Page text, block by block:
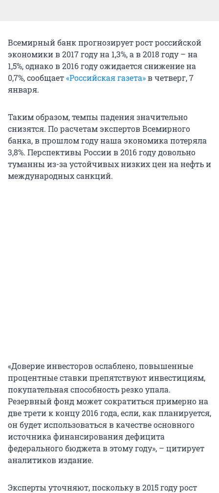
Всемирный банк прогнозирует рост российской
экономики в 2017 году на 1,3%, а в 2018 году – на
1,5%, однако в 2016 году ожидается снижение на
0,7%, сообщает«Российская газета»в четверг, 7
января.
Таким образом, темпы падения значительно
снизятся. По расчетам экспертов Всемирного
банка, в прошлом году наша экономика потеряла
3,8%. Перспективы России в 2016 году довольно
туманны из-за устойчивых низких цен на нефть и
международных санкций.
«Доверие инвесторов ослаблено, повышенные
процентные ставки препятствуют инвестициям,
покупательная способность резко упала.
Резервный фонд может сократиться примерно на
две трети к концу 2016 года, если, как планируется,
он будет использоваться в качестве основного
источника финансирования дефицита
федерального бюджета в этому году», – цитирует
аналитиков издание.
Эксперты уточняют, поскольку в 2015 году рост